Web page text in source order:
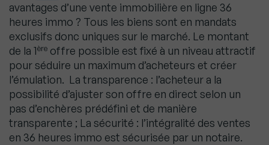
avantages d’une vente immobilière en ligne 36
heures immo ? Tous les biens sont en mandats
exclusifs donc uniques sur le marché. Le montant
de la 1ère offre possible est fixé à un niveau attractif
pour séduire un maximum d’acheteurs et créer
l’émulation. La transparence : l’acheteur a la
possibilité d’ajuster son offre en direct selon un
pas d’enchères prédéfini et de manière
transparente ; La sécurité : l’intégralité des ventes
en 36 heures immo est sécurisée par un notaire.